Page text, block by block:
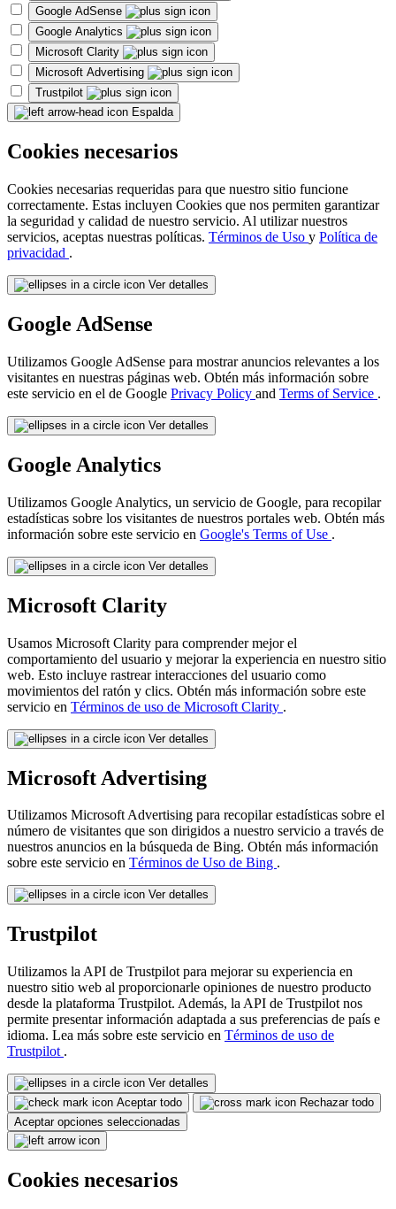
Google AdSense
Google Analytics
Microsoft Clarity
Microsoft Advertising
Trustpilot
Espalda
Cookies necesarios
Cookies necesarias requeridas para que nuestro sitio funcione
correctamente. Estas incluyen Cookies que nos permiten garantizar
la seguridad y calidad de nuestro servicio. Al utilizar nuestros
servicios, aceptas nuestras políticas. Términos de Uso y Política de
privacidad .
Ver detalles
Google AdSense
Utilizamos Google AdSense para mostrar anuncios relevantes a los
visitantes en nuestras páginas web. Obtén más información sobre
este servicio en el de Google Privacy Policy and Terms of Service .
Ver detalles
Google Analytics
Utilizamos Google Analytics, un servicio de Google, para recopilar
estadísticas sobre los visitantes de nuestros portales web. Obtén más
información sobre este servicio en Google's Terms of Use .
Ver detalles
Microsoft Clarity
Usamos Microsoft Clarity para comprender mejor el
comportamiento del usuario y mejorar la experiencia en nuestro sitio
web. Esto incluye rastrear interacciones del usuario como
movimientos del ratón y clics. Obtén más información sobre este
servicio en Términos de uso de Microsoft Clarity .
Ver detalles
Microsoft Advertising
Utilizamos Microsoft Advertising para recopilar estadísticas sobre el
número de visitantes que son dirigidos a nuestro servicio a través de
nuestros anuncios en la búsqueda de Bing. Obtén más información
sobre este servicio en Términos de Uso de Bing .
Ver detalles
Trustpilot
Utilizamos la API de Trustpilot para mejorar su experiencia en
nuestro sitio web al proporcionarle opiniones de nuestro producto
desde la plataforma Trustpilot. Además, la API de Trustpilot nos
permite presentar información adaptada a sus preferencias de país e
idioma. Lea más sobre este servicio en Términos de uso de
Trustpilot .
Ver detalles
Aceptar todo
Rechazar todo
Aceptar opciones seleccionadas
Cookies necesarios